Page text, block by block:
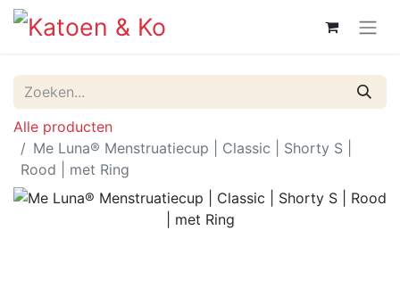
Alle producten
Me Luna® Menstruatiecup | Classic | Shorty S |
Rood | met Ring